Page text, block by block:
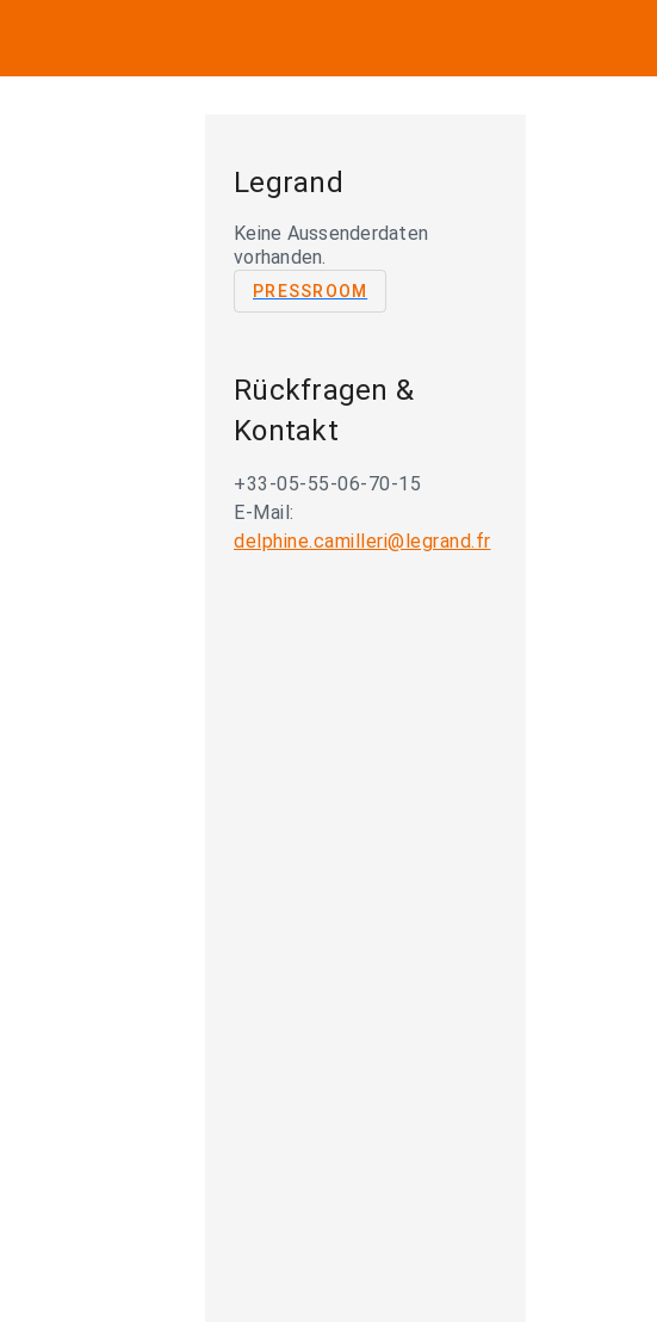
Legrand
Keine Aussenderdaten
vorhanden.
PRESSROOM
Rückfragen &
Kontakt
+33-05-55-06-70-15
E-Mail:
delphine.camilleri@legrand.fr